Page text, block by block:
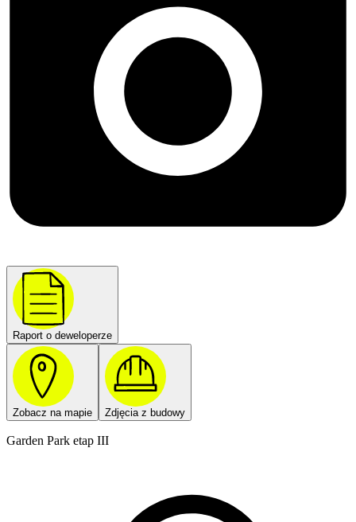
Raport o deweloperze
Zobacz na mapie Zdjęcia z budowy
Garden Park etap III